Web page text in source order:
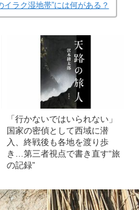
ラク湿地帯”には何がある？
「行かないではいられない」
国家の密偵として西域に潜
入、終戦後も各地を渡り歩
き…第三者視点で書き直す“旅
の記録”